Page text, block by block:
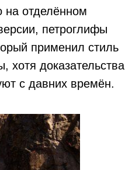
на отделённом
петроглифы
применил стиль
хотя доказательства
с давних времён.